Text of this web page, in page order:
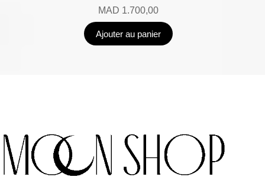
MAD 1.700,00
Ajouter au panier